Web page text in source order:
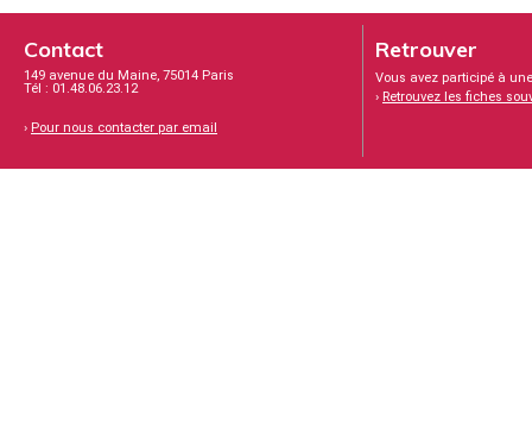
Contact
149 avenue du Maine, 75014 Paris
Tél : 01.48.06.23.12
› Pour nous contacter par email
Retrouver
Vous avez participé à
› Retrouvez les fiches